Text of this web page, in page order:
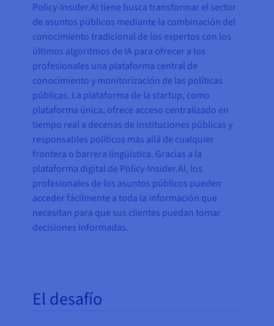
Policy-Insider.AI tiene busca transformar el sector
de asuntos públicos mediante la combinación del
conocimiento tradicional de los expertos con los
últimos algoritmos de IA para ofrecer a los
profesionales una plataforma central de
conocimiento y monitorización de las políticas
públicas. La plataforma de la startup, como
plataforma única, ofrece acceso centralizado en
tiempo real a decenas de instituciones públicas y
responsables políticos más allá de cualquier
frontera o barrera lingüística. Gracias a la
plataforma digital de Policy-Insider.AI, los
profesionales de los asuntos públicos pueden
acceder fácilmente a toda la información que
necesitan para que sus clientes puedan tomar
decisiones informadas.
El desafío